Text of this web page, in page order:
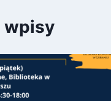
wpisy